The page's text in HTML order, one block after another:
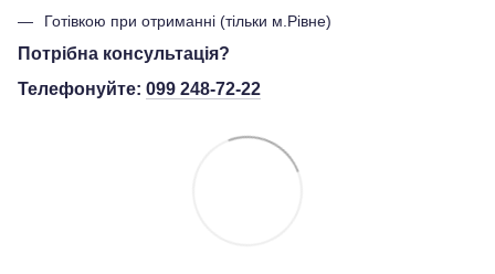
Готівкою при отриманні (тільки м.Рівне)
Потрібна консультація?
Телефонуйте: 099 248-72-22